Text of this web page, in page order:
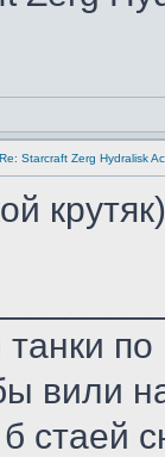
Re: Starcraft Zerg Hydralisk
по
вили
стаей